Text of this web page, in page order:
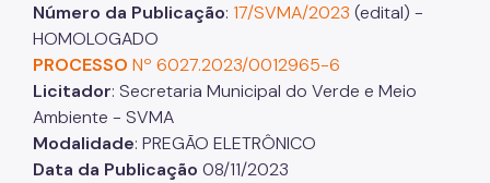
Número da Publicação: 17/SVMA/2023 (edital) -
HOMOLOGADO
PROCESSO Nº 6027.2023/0012965-6
Licitador: Secretaria Municipal do Verde e Meio
Ambiente - SVMA
Modalidade: PREGÃO ELETRÔNICO
Data da Publicação 08/11/2023